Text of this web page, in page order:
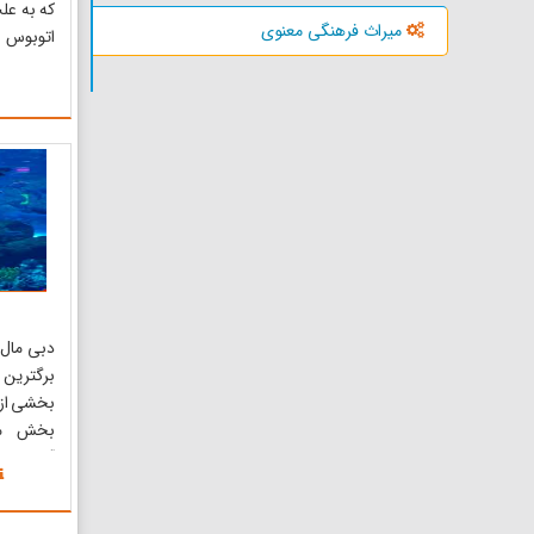
میراث فرهنگی معنوی
که به
گشت
با
که در
دبی
بخشی
بخش